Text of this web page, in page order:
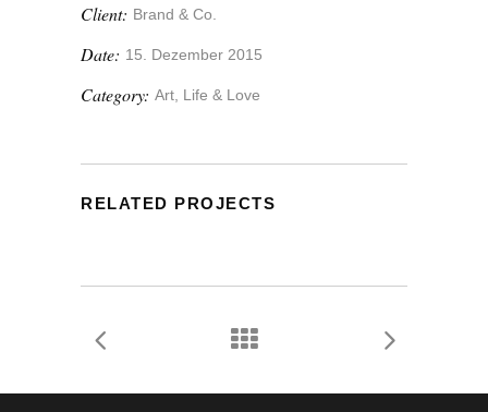
Client: Brand & Co.
Date: 15. Dezember 2015
Category: Art, Life & Love
RELATED PROJECTS